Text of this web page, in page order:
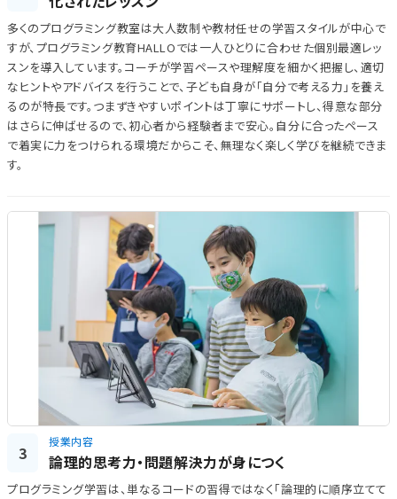
多くのプログラミング教室は大人数制や教材任せの学習スタイルが中心で
すが、プログラミング教育HALLOでは一人ひとりに合わせた個別最適レッ
スンを導入しています。コーチが学習ペースや理解度を細かく把握し、適切
なヒントやアドバイスを行うことで、子ども自身が「自分で考える力」を養え
るのが特長です。つまずきやすいポイントは丁寧にサポートし、得意な部分
はさらに伸ばせるので、初心者から経験者まで安心。自分に合ったペース
で着実に力をつけられる環境だからこそ、無理なく楽しく学びを継続できま
す。
3
授業内容
論理的思考力・問題解決力が身につく
プログラミング学習は、単なるコードの習得ではなく「論理的に順序立てて